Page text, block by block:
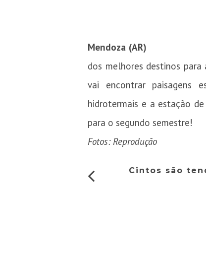
Mendoza (AR)
dos melhores destinos
vai encontrar paisagens
hidrotermais e a estação
para o segundo semestre!
Fotos: Reprodução
Cintos são